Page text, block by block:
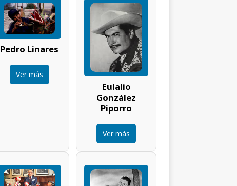
Pedro Linares
Ver más
Eulalio
González
Piporro
Ver más